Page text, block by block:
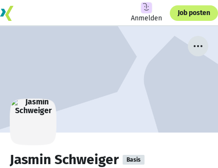
Anmelden
Job posten
Jasmin Schweiger Basis